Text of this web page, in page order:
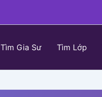
Tìm Gia Sư Tìm Lớp